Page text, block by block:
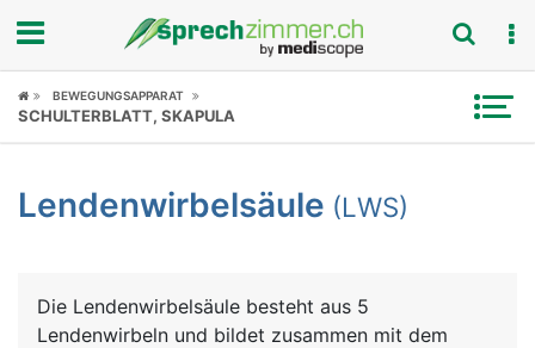
Fokus
Symptome
News
BEWEGUNGSAPPARAT
SCHULTERBLATT, SKAPULA
Lendenwirbelsäule (LWS)
Die Lendenwirbelsäule besteht aus 5
Lendenwirbeln und bildet zusammen mit dem